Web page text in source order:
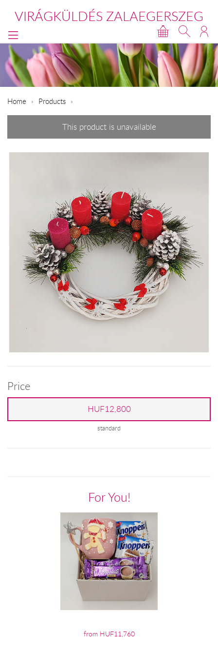
VIRÁGKÜLDÉS ZALAEGERSZEG
Home Products
This product is unavailable
Price
HUF12,800
standard
For You!
from HUF11,760